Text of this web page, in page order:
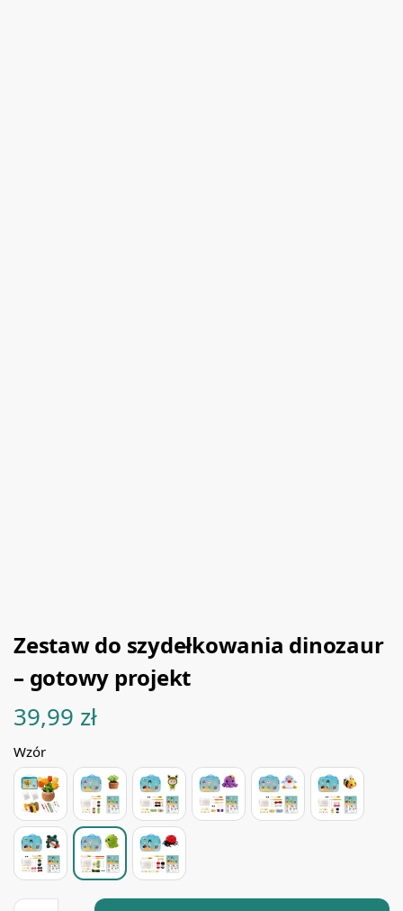
Zestaw do szydełkowania dinozaur
– gotowy projekt
39,99 zł
Wzór